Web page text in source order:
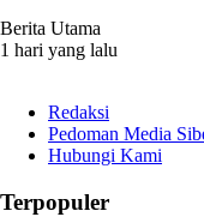
Berita Utama
1 hari yang lalu
Redaksi
Pedoman Media
Hubungi Kami
Terpopuler